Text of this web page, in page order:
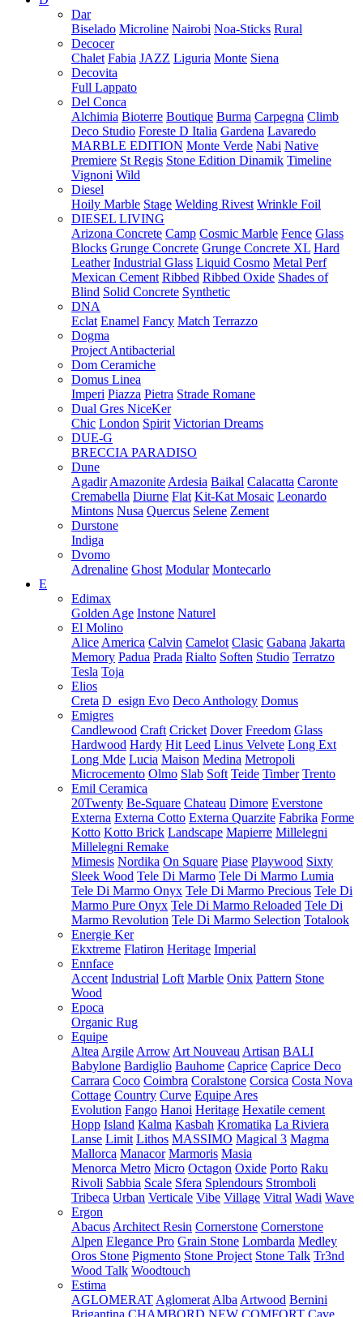
Dar
Biselado Microline Nairobi Noa-Sticks Rural
Decocer
Chalet Fabia JAZZ Liguria Monte Siena
Decovita
Full Lappato
Del Conca
Alchimia Bioterre Boutique Burma Carpegna Climb
Deco Studio Foreste D Italia Gardena Lavaredo
MARBLE EDITION Monte Verde Nabi Native
Premiere St Regis Stone Edition Dinamik Timeline
Vignoni Wild
Diesel
Hoily Marble Stage Welding Rivest Wrinkle Foil
DIESEL LIVING
Arizona Concrete Camp Cosmic Marble Fence Glass
Blocks Grunge Concrete Grunge Concrete XL Hard
Leather Industrial Glass Liquid Cosmo Metal Perf
Mexican Cement Ribbed Ribbed Oxide Shades of
Blind Solid Concrete Synthetic
DNA
Eclat Enamel Fancy Match Terrazzo
Dogma
Project Antibacterial
Dom Ceramiche
Domus Linea
Imperi Piazza Pietra Strade Romane
Dual Gres NiceKer
Chic London Spirit Victorian Dreams
DUE-G
BRECCIA PARADISO
Dune
Agadir Amazonite Ardesia Baikal Calacatta Caronte
Cremabella Diurne Flat Kit-Kat Mosaic Leonardo
Mintons Nusa Quercus Selene Zement
Durstone
Indiga
Dvomo
Adrenaline Ghost Modular Montecarlo
E
Edimax
Golden Age Instone Naturel
El Molino
Alice America Calvin Camelot Clasic Gabana Jakarta
Memory Padua Prada Rialto Soften Studio Terratzo
Tesla Toja
Elios
Creta D_esign Evo Deco Anthology Domus
Emigres
Candlewood Craft Cricket Dover Freedom Glass
Hardwood Hardy Hit Leed Linus Velvete Long Ext
Long Mde Lucia Maison Medina Metropoli
Microcemento Olmo Slab Soft Teide Timber Trento
Emil Ceramica
20Twenty Be-Square Chateau Dimore Everstone
Externa Externa Cotto Externa Quarzite Fabrika Forme
Kotto Kotto Brick Landscape Mapierre Millelegni
Millelegni Remake
Mimesis Nordika On Square Piase Playwood Sixty
Sleek Wood Tele Di Marmo Tele Di Marmo Lumia
Tele Di Marmo Onyx Tele Di Marmo Precious Tele Di
Marmo Pure Onyx Tele Di Marmo Reloaded Tele Di
Marmo Revolution Tele Di Marmo Selection Totalook
Energie Ker
Ekxtreme Flatiron Heritage Imperial
Ennface
Accent Industrial Loft Marble Onix Pattern Stone
Wood
Epoca
Organic Rug
Equipe
Altea Argile Arrow Art Nouveau Artisan BALI
Babylone Bardiglio Bauhome Caprice Caprice Deco
Carrara Coco Coimbra Coralstone Corsica Costa Nova
Cottage Country Curve Equipe Ares
Evolution Fango Hanoi Heritage Hexatile cement
Hopp Island Kalma Kasbah Kromatika La Riviera
Lanse Limit Lithos MASSIMO Magical 3 Magma
Mallorca Manacor Marmoris Masia
Menorca Metro Micro Octagon Oxide Porto Raku
Rivoli Sabbia Scale Sfera Splendours Stromboli
Tribeca Urban Verticale Vibe Village Vitral Wadi Wave
Ergon
Abacus Architect Resin Cornerstone Cornerstone
Alpen Elegance Pro Grain Stone Lombarda Medley
Oros Stone Pigmento Stone Project Stone Talk Tr3nd
Wood Talk Woodtouch
Estima
AGLOMERAT Aglomerat Alba Artwood Bernini